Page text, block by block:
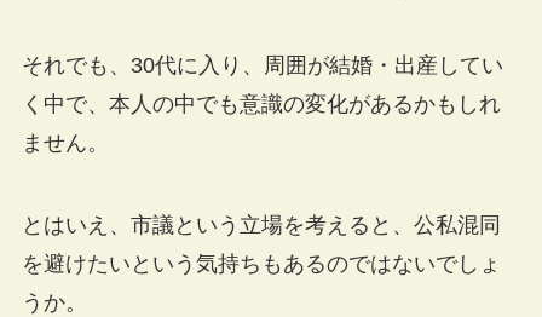
それでも、30代に入り、周囲が結婚・出産してい
く中で、本人の中でも意識の変化があるかもしれ
ません。
とはいえ、市議という立場を考えると、公私混同
を避けたいという気持ちもあるのではないでしょ
うか。